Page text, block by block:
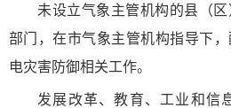
未设立气象主管机构的县（
部门，在市气象主管机构指导下
电灾害防御相关工作。
发展改革、教育、工业和信